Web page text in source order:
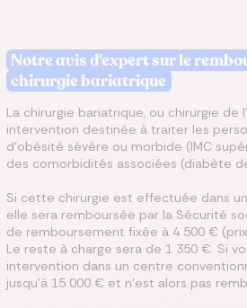
Notre avis d'expert sur le
chirurgie bariatrique
La chirurgie bariatrique, ou chirurgie de
intervention destinée à traiter les
d’obésité sévère ou morbide (IMC
des comorbidités associées (diabète
Si cette chirurgie est effectuée dans
elle sera remboursée par la Sécurité
de remboursement fixée à 4 500 €
Le reste à charge sera de 1 350 €. Si
intervention dans un centre
jusqu'à 15 000 € et n'est alors pas